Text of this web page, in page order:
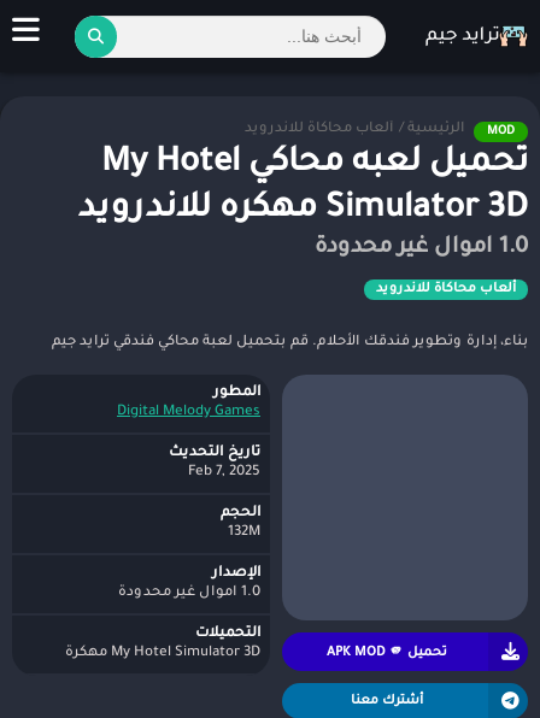
MOD الرئيسية / ألعاب محاكاة للاندرويد
تحميل لعبه محاكي My Hotel
Simulator 3D مهكره للاندرويد
1.0 اموال غير محدودة
ألعاب محاكاة للاندرويد
بناء، إدارة وتطوير فندقك الأحلام. قم بتحميل لعبة محاكي فندقي ترايد جيم
تحميل APK MOD 🫵
أشترك معنا
المطور
Digital Melody Games‏
تاريخ التحديث
Feb 7, 2025
الحجم
132M
الإصدار
1.0 اموال غير محدودة
التحميلات
My Hotel Simulator 3D مهكرة